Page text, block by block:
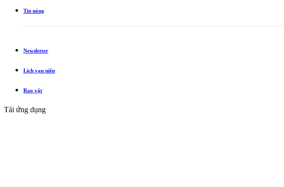
Tin nóng
Newsletter
Lịch vạn niên
Rao vặt
Tải ứng dụng